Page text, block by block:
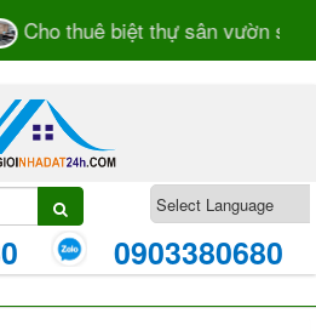
thuê biệt thự sân vườn số
0903380680